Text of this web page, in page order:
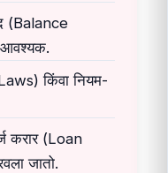
(Balance
आवश्यक.
किंवा नियम-
करार (Loan
जातो.